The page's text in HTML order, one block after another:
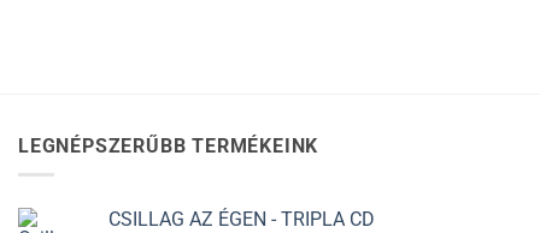
LEGNÉPSZERŰBB TERMÉKEINK
CSILLAG AZ ÉGEN - TRIPLA CD